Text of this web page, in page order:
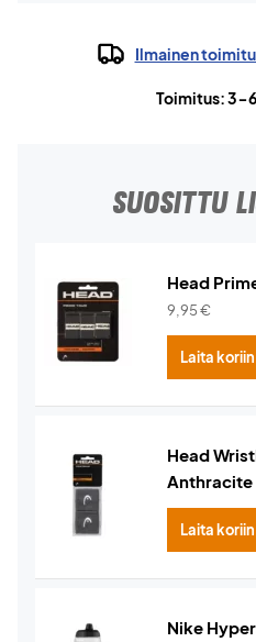
Ilmainen
Toimitus: 3-
SUOSITTU
Head
9,95€
Laita koriin
Head
Anthracite
Laita koriin
Nike